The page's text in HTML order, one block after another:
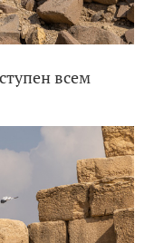
всем